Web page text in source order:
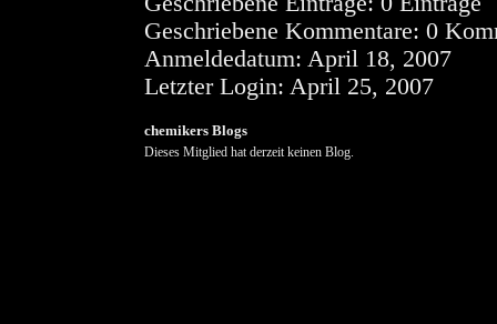
Geschriebene Kommentare: 0
Anmeldedatum: April 18, 2007
Letzter Login: April 25, 2007
chemikers Blogs
Dieses Mitglied hat derzeit keinen Blog.